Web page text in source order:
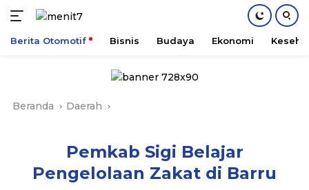
Berita Otomotif Bisnis Budaya Ekonomi
Beranda Daerah
Pemkab Sigi Belajar
Pengelolaan Zakat di Barru